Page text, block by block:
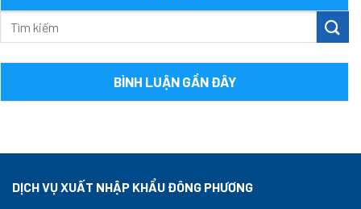
BÌNH LUẬN GẦN ĐÂY
DỊCH VỤ XUẤT NHẬP KHẨU ĐÔNG PHƯƠNG